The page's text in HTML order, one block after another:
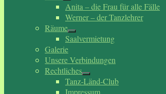
Anita – die Frau für alle Fälle
Werner – der Tanzlehrer
Räume
Saalvermietung
Galerie
Unsere Verbindungen
Rechtliches
Tanz-Länd-Club
Impressum